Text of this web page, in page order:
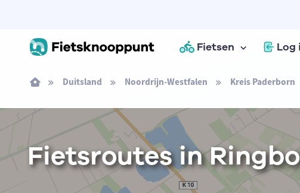
Fietsen Log
Duitsland Noordrijn-Westfalen Kreis Paderborn
Fietsroutes in